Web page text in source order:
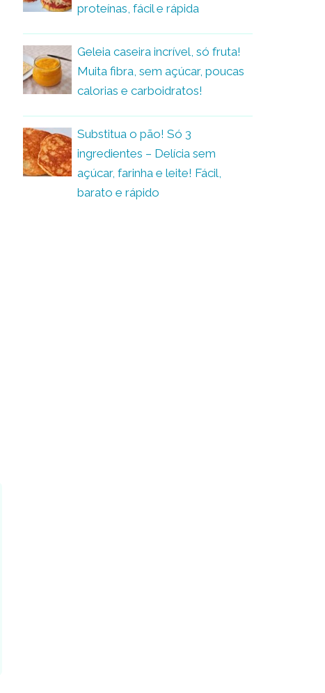
proteínas, fácil e rápida
Geleia caseira incrível, só fruta!
Muita fibra, sem açúcar, poucas
calorias e carboidratos!
Substitua o pão! Só 3
ingredientes – Delícia sem
açúcar, farinha e leite! Fácil,
barato e rápido